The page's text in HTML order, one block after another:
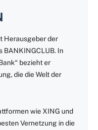
Herausgeber der
BANKINGCLUB. In
bezieht er
die die Welt der
wie XING und
Vernetzung in die